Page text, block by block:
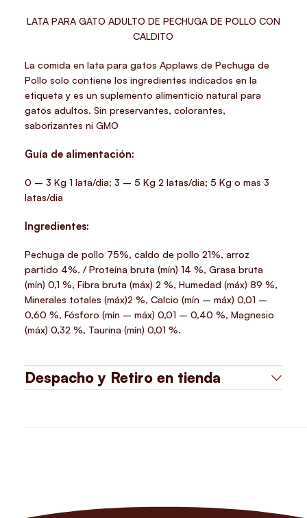
LATA PARA GATO ADULTO DE PECHUGA DE POLLO CON
CALDITO
La comida en lata para gatos Applaws de Pechuga de
Pollo solo contiene los ingredientes indicados en la
etiqueta y es un suplemento alimenticio natural para
gatos adultos. Sin preservantes, colorantes,
saborizantes ni GMO
Guía de alimentación:
0 – 3 Kg 1 lata/dia; 3 – 5 Kg 2 latas/dia; 5 Kg o mas 3
latas/dia
Ingredientes:
Pechuga de pollo 75%, caldo de pollo 21%, arroz
partido 4%. / Proteína bruta (mín) 14 %, Grasa bruta
(mín) 0,1 %, Fibra bruta (máx) 2 %, Humedad (máx) 89 %,
Minerales totales (máx)2 %, Calcio (mín – máx) 0,01 –
0,60 %, Fósforo (mín – máx) 0,01 – 0,40 %, Magnesio
(máx) 0,32 %, Taurina (mín) 0,01 %.
Despacho y Retiro en tienda